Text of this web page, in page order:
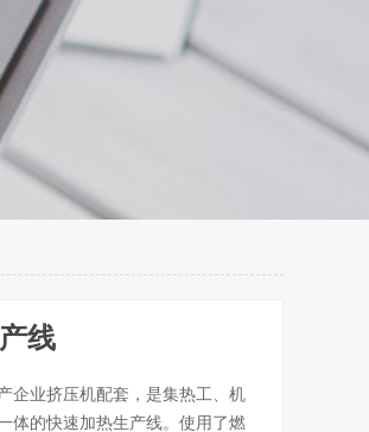
线
企业挤压机配套，是集热工、机
体的快速加热生产线。使用了燃